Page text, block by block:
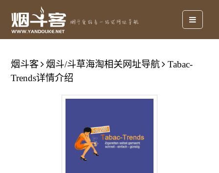
烟斗客 烟斗/斗草海淘相关网址导航
Tabac-
Trends详情介绍